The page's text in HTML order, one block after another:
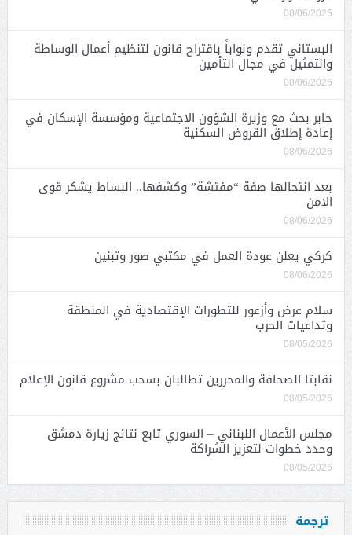
08/06/2026
البستاني تقدم ونواباً باقتراح قانون لتنظيم أعمال الوساطة
والتمثيل في مجال التأمين
08/06/2026
جابر بحث مع وزيرة الشؤون الاجتماعية ومؤسسة الإسكان في
إعادة إطلاق القروض السكنية
08/06/2026
بعد انتحالها صفة “مفتشة” وكشفها.. البساط يشكر قوى
الامن
08/06/2026
كركي يعلن عودة العمل في مكتبي صور وتبنين
08/06/2026
سلام عرض وأزعور للتطورات الإقتصادية في المنطقة
وتداعيات الحرب
08/05/2026
نقابتا الصحافة والمحررين تطالبان بسحب مشروع قانون الإعلام
08/05/2026
مجلس الأعمال اللبناني – السوري تابع نتائج زيارة دمشق
وحدد خطوات لتعزيز الشراكة
08/05/2026
ترجمة